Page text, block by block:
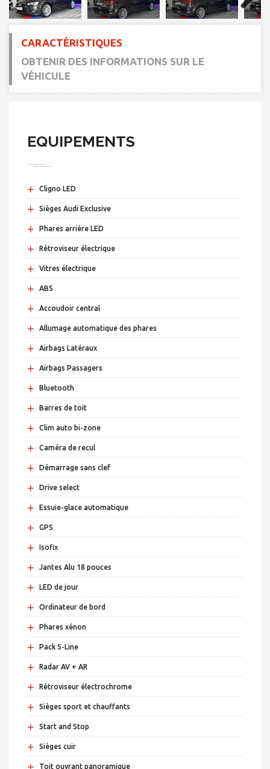
Next
CARACTÉRISTIQUES
OBTENIR DES INFORMATIONS SUR LE
VÉHICULE
EQUIPEMENTS
+ Cligno LED
+ Sièges Audi Exclusive
+ Phares arrière LED
+ Rétroviseur électrique
+ Vitres électrique
+ ABS
+ Accoudoir central
+ Allumage automatique des phares
+ Airbags Latéraux
+ Airbags Passagers
+ Bluetooth
+ Barres de toit
+ Clim auto bi-zone
+ Caméra de recul
+ Démarrage sans clef
+ Drive select
+ Essuie-glace automatique
+ GPS
+ Isofix
+ Jantes Alu 18 pouces
+ LED de jour
+ Ordinateur de bord
+ Phares xénon
+ Pack S-Line
+ Radar AV + AR
+ Rétroviseur électrochrome
+ Sièges sport et chauffants
+ Start and Stop
+ Sièges cuir
Toit ouvrant panoramique